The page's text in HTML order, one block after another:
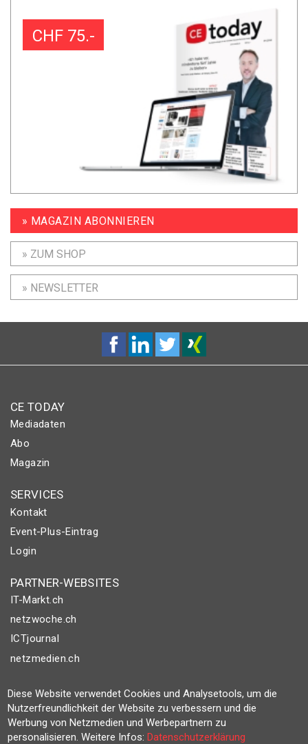
CHF 75.-
» MAGAZIN ABONNIEREN
» ZUM SHOP
» NEWSLETTER
CE TODAY
Mediadaten
Abo
Magazin
SERVICES
Kontakt
Event-Plus-Eintrag
Login
PARTNER-WEBSITES
IT-Markt.ch
netzwoche.ch
ICTjournal
netzmedien.ch
© NETZMEDIEN AG 2026
Impressum
AGB
Diese Website verwendet Cookies und Analysetools, um die
Nutzerfreundlichkeit der Website zu verbessern und die
Werbung von Netzmedien und Werbepartnern zu
personalisieren. Weitere Infos:Datenschutzerklärung